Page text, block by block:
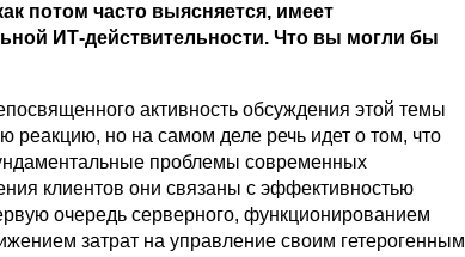
потом часто выясняется, имеет
ИТ-действительности. Что вы могли бы
активность обсуждения этой темы
реакцию, но на самом деле речь идет о том, что
проблемы современных
клиентов они связаны с эффективностью
очередь серверного, функционированием
затрат на управление своим гетерогенным